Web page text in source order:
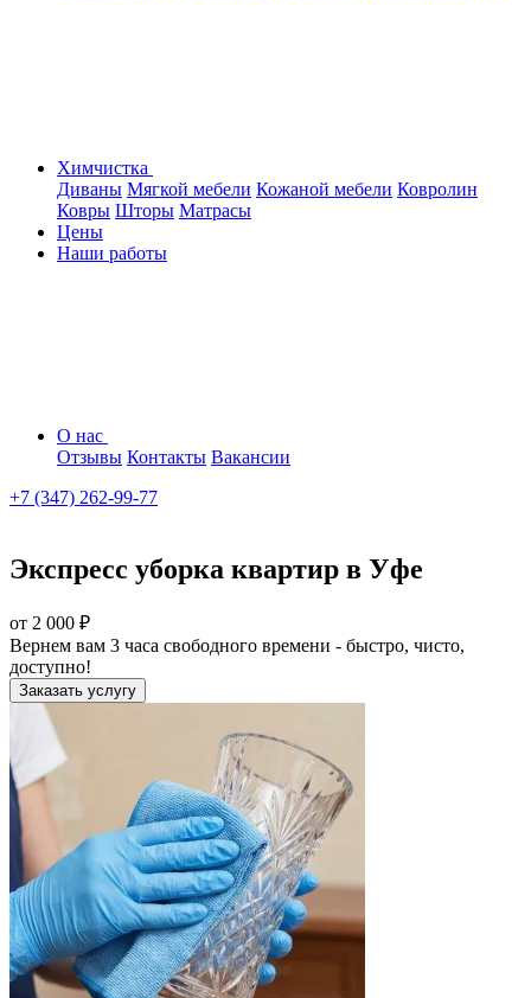
Химчистка
Диваны Мягкой мебели Кожаной мебели Ковролин
Ковры Шторы Матрасы
Цены
Наши работы
О нас
Отзывы Контакты Вакансии
+7 (347) 262-99-77
Экспресс уборка квартир в Уфе
от 2 000 ₽
Вернем вам 3 часа свободного времени - быстро, чисто,
доступно!
Заказать услугу